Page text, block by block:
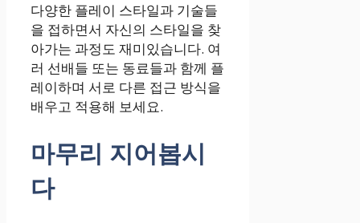
다양한 플레이 스타일과 기술들
을 접하면서 자신의 스타일을 찾
아가는 과정도 재미있습니다. 여
러 선배들 또는 동료들과 함께 플
레이하며 서로 다른 접근 방식을
배우고 적용해 보세요.
마무리 지어봅시
다